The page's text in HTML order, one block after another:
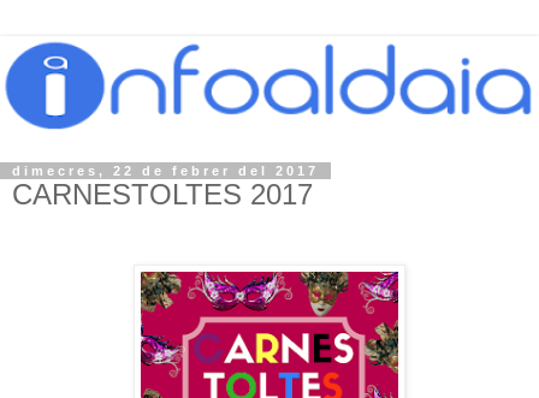
dimecres, 22 de febrer del 2017
CARNESTOLTES 2017